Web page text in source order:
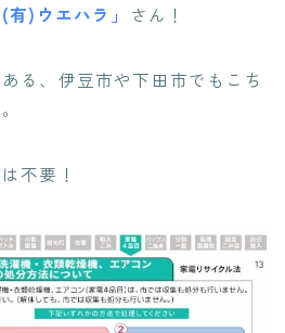
(有)ウエハラ」 さん！
る、伊豆市や下田市でもこち
不要！